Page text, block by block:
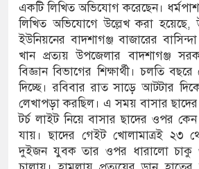
যেন ময়লার ভাগাড়
অব্যাহত : অস্তিত্ব সংকটে বাউসা-কেশবপুর
নিয়ে চলাচল
অনিশ্চয়তায় হাওরের শত শত শিক্ষার্থীর
মাধ্যমিকেই
রফিকুল ইসলামের প্রতিপক্ষের সব
একটি লিখিত অভিযোগ করেছেন।
লিখিত অভিযোগে উল্লেখ করা হয়েছে,
ইউনিয়নের বাদশাগঞ্জ বাজারের
খান প্রত্যয় উপজেলার বাদশাগঞ্জ
বিজ্ঞান বিভাগের শিক্ষার্থী। চলতি
দিচ্ছে। রবিবার রাত সাড়ে আটটার
লেখাপড়া করছিল। এ সময় বাসার
টর্চ লাইট নিয়ে বাসার ছাদের ওপর
যায়। ছাদের গেইট খোলামাত্রই ২৩
দুইজন যুবক তার ওপর ধারালো চাকু ও